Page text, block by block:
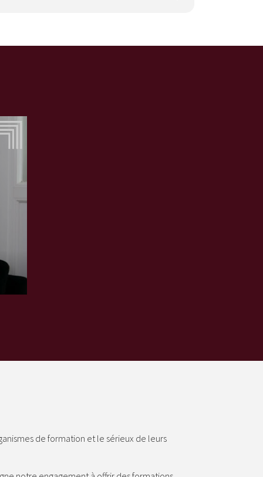
de formation et le sérieux de leurs